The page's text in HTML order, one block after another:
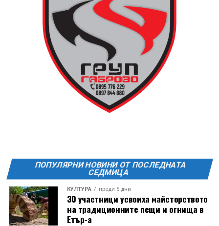
ПОПУЛЯРНИ НОВИНИ ОТ ПОСЛЕДНАТА
СЕДМИЦА
КУЛТУРА преди 5 дни
30 участници усвоиха майсторството
на традиционните пещи и огнища в
Етър-а